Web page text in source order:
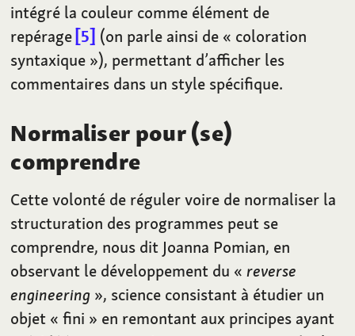
intégré la couleur comme élément de
repérage 5 (on parle ainsi de « coloration
syntaxique »), permettant d’afficher les
commentaires dans un style spécifique.
Normaliser pour (se)
comprendre
Cette volonté de réguler voire de normaliser la
structuration des programmes peut se
comprendre, nous dit Joanna Pomian, en
observant le développement du « reverse
engineering », science consistant à étudier un
objet « fini » en remontant aux principes ayant